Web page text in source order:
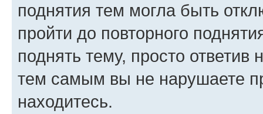
поднятия тем могла быть
пройти до повторного
поднять тему, просто ответив
тем самым вы не нарушаете
находитесь.